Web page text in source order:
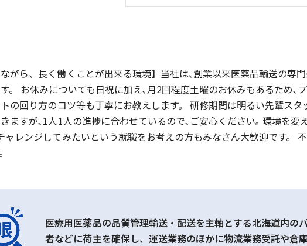
ながら、長く働くことが出来る環境】当社は､創業以来医薬品輸送の
。 お休みについても日祝に加え､月2回程度土曜のお休みもあるため､
の回り方のコツ等も丁寧にお教えします。 研修期間は明るい先輩ス
ますが､1人1人の進捗に合わせているので､ご安心ください｡ 環境を
ャレンジしてみたいという就職をお考えの方もみなさん大歓迎です。
医療用医薬品の品質管理輸送・配送を主軸とする北海道内の
者などに荷主を確保し、運送業務のほかに物流業務受託や倉